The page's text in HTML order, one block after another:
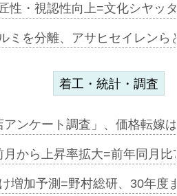
性・視認性向上=文化シヤッ
ミを分離、アサヒセイレン
着工・統計・調査
アンケート調査」、価格転嫁
月から上昇率拡大=前年同月
増加予測=野村総研、30年